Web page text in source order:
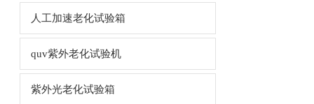
人工加速老化试验箱
quv紫外老化试验机
紫外光老化试验箱